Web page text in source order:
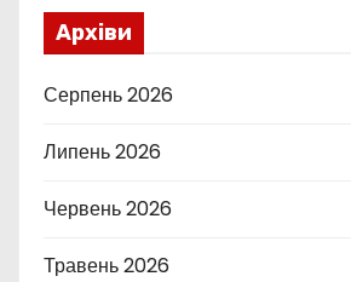
Архіви
Серпень 2026
Липень 2026
Червень 2026
Травень 2026